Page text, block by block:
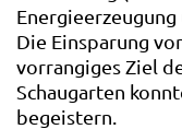
Die Einsparung
vorrangiges Ziel
Schaugarten
begeistern.